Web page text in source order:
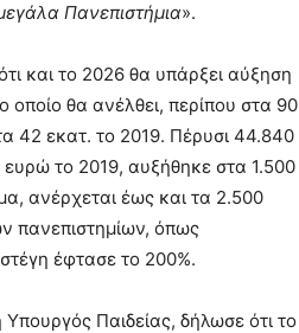
Πανεπιστήμια».
και το 2026 θα υπάρξει αύξηση
οποίο θα ανέλθει, περίπου στα 90
42 εκατ. το 2019. Πέρυσι 44.840
ευρώ το 2019, αυξήθηκε στα 1.500
ανέρχεται έως και τα 2.500
πανεπιστημίων, όπως
έφτασε το 200%.
Παιδείας, δήλωσε ότι το